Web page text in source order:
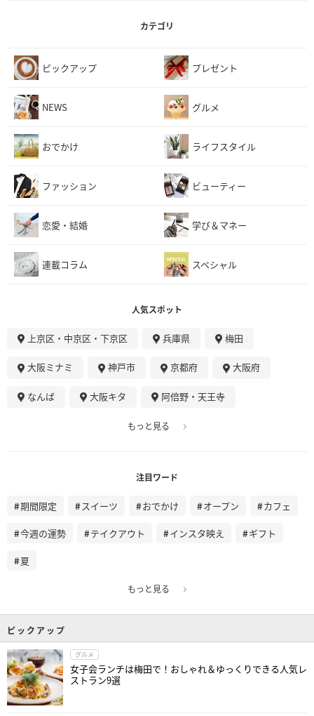
カテゴリ
ピックアップ プレゼント
NEWS グルメ
おでかけ ライフスタイル
ファッション ビューティー
恋愛・結婚 学び＆マネー
連載コラム スペシャル
人気スポット
上京区・中京区・下京区 兵庫県 梅田
大阪ミナミ 神戸市 京都府 大阪府
なんば 大阪キタ 阿倍野・天王寺
もっと見る
注目ワード
期間限定 スイーツ おでかけ オープン カフェ
今週の運勢 テイクアウト インスタ映え ギフト
夏
もっと見る
ピックアップ
グルメ
女子会ランチは梅田で！おしゃれ＆ゆっくりできる人気レ
ストラン9選